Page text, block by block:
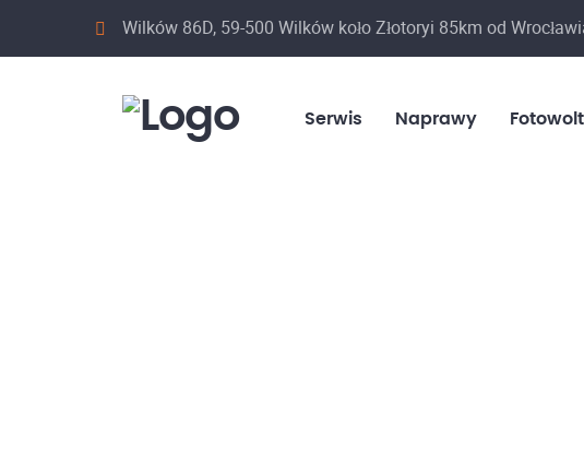
Wilków 86D, 59-500 Wilków koło Złotoryi 85km od
Serwis Naprawy